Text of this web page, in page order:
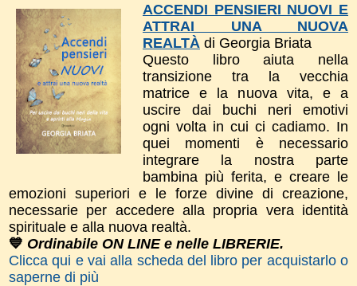
ACCENDI PENSIERI NUOVI E
ATTRAI UNA NUOVA
REALTÀ di Georgia Briata
Questo libro aiuta nella
transizione tra la vecchia
matrice e la nuova vita, e a
uscire dai buchi neri emotivi
ogni volta in cui ci cadiamo. In
quei momenti è necessario
integrare la nostra parte
bambina più ferita, e creare le
emozioni superiori e le forze divine di creazione,
necessarie per accedere alla propria vera identità
spirituale e alla nuova realtà.
💙 Ordinabile ON LINE e nelle LIBRERIE.
Clicca qui e vai alla scheda del libro per acquistarlo o
saperne di più